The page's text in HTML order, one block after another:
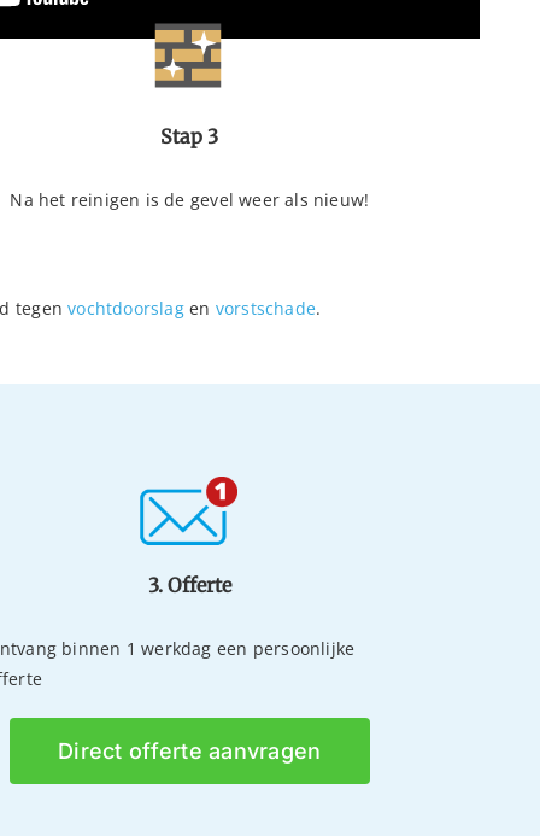
Stap 3
Na het reinigen is de gevel weer als nieuw!
tegenvochtdoorslagen vorstschade.
3. Offerte
binnen 1 werkdag een persoonlijke
Direct offerte aanvragen